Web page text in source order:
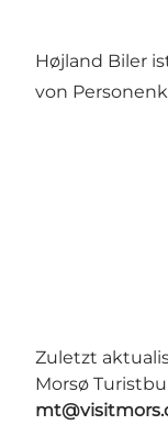
Højland Biler
von
Zuletzt
Morsø